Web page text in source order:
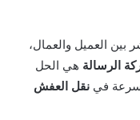
بين العميل والعمال،
الرسالة هي الحل
وسرعة في نقل العفش